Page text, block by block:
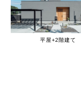
平屋+2階建て